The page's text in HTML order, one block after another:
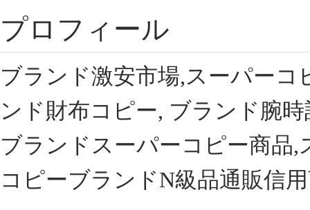
プロフィール
ブランド激安市場,スーパー
ンド財布コピー, ブランド腕
ブランドスーパーコピー商品
コピーブランドN級品通販信